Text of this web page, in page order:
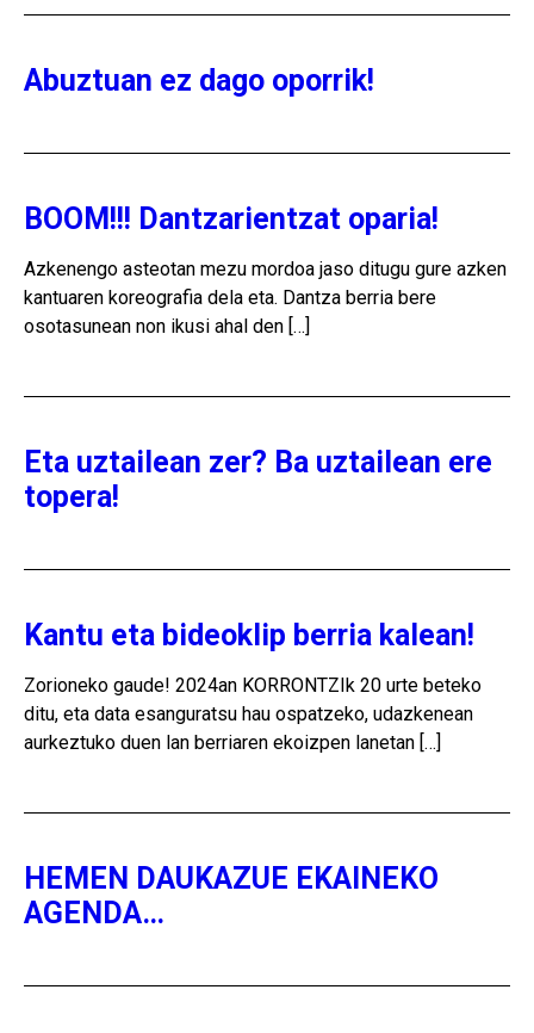
Abuztuan ez dago oporrik!
BOOM!!! Dantzarientzat oparia!
Azkenengo asteotan mezu mordoa jaso ditugu gure azken
kantuaren koreografia dela eta. Dantza berria bere
osotasunean non ikusi ahal den […]
Eta uztailean zer? Ba uztailean ere
topera!
Kantu eta bideoklip berria kalean!
Zorioneko gaude! 2024an KORRONTZIk 20 urte beteko
ditu, eta data esanguratsu hau ospatzeko, udazkenean
aurkeztuko duen lan berriaren ekoizpen lanetan […]
HEMEN DAUKAZUE EKAINEKO
AGENDA…